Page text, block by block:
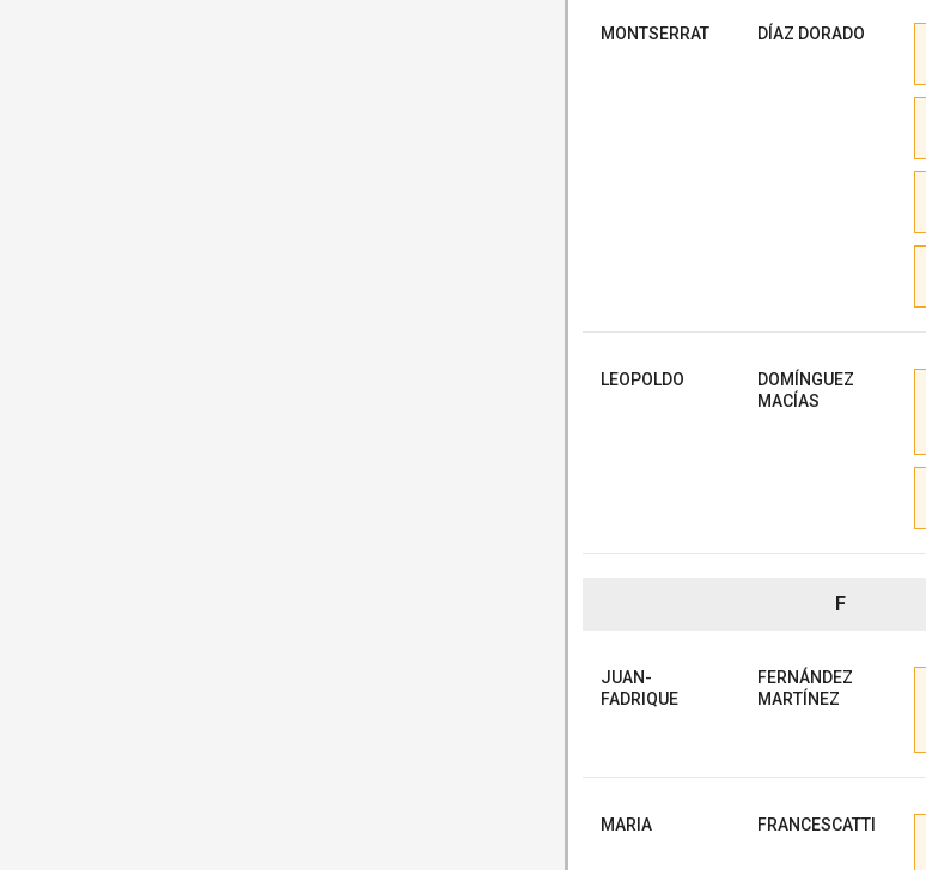
MONTSERRAT DÍAZ DORADO
LEOPOLDO
DOMÍNGUEZ
MACÍAS
F
JUAN-
FADRIQUE
FERNÁNDEZ
MARTÍNEZ
MARIA FRANCESCATTI